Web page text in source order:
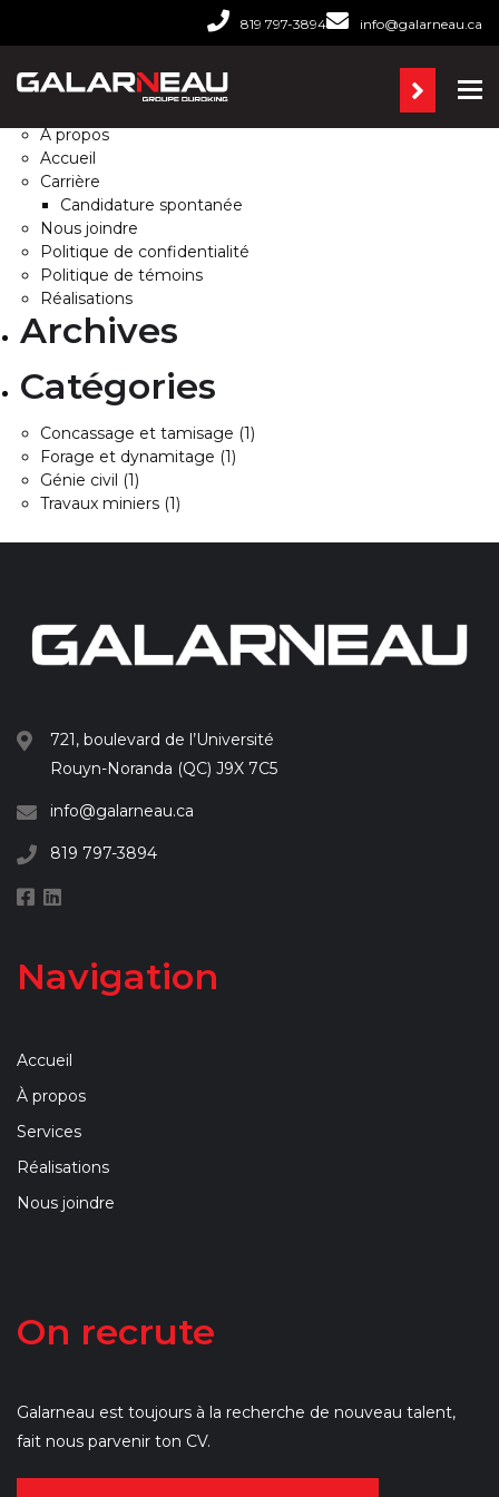
819 797-3894 info@galarneau.ca
Pages
À propos
Accueil
Carrière
Candidature spontanée
Nous joindre
Politique de confidentialité
Politique de témoins
Réalisations
Archives
Catégories
Concassage et tamisage (1)
Forage et dynamitage (1)
Génie civil (1)
Travaux miniers (1)
721, boulevard de l’Université
Rouyn-Noranda (QC) J9X 7C5
info@galarneau.ca
819 797-3894
Navigation
Accueil
À propos
Services
Réalisations
Nous joindre
On recrute
Galarneau est toujours à la recherche de nouveau talent,
fait nous parvenir ton CV.